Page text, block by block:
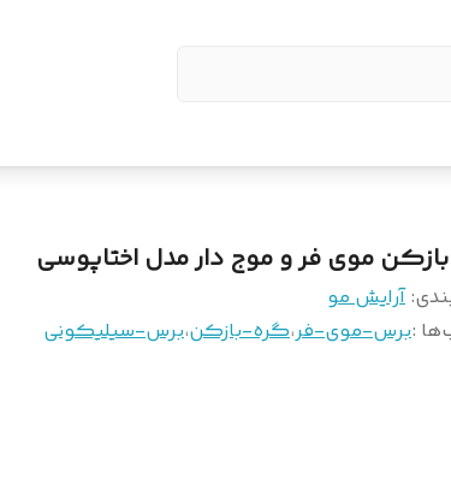
موی فر و موج دار مدل اختاپوسی
:آرایش مو
:برس-موی-فر،گره-بازکن،برس-سیلیکونی